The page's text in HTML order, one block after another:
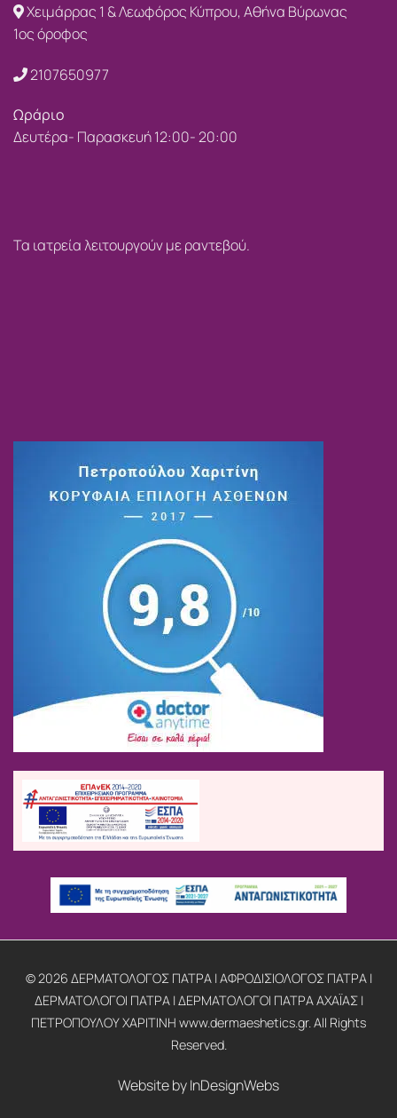
Χειμάρρας 1 & Λεωφόρος Κύπρου, Αθήνα Βύρωνας
1ος όροφος
2107650977
Ωράριο
Δευτέρα- Παρασκευή 12:00- 20:00
Τα ιατρεία λειτουργούν με ραντεβού.
© 2026 ΔΕΡΜΑΤΟΛΟΓΟΣ ΠΑΤΡΑ | ΑΦΡΟΔΙΣΙΟΛΟΓΟΣ ΠΑΤΡΑ |
ΔΕΡΜΑΤΟΛΟΓΟΙ ΠΑΤΡΑ | ΔΕΡΜΑΤΟΛΟΓΟΙ ΠΑΤΡΑ ΑΧΑΪΑΣ |
ΠΕΤΡΟΠΟΥΛΟΥ ΧΑΡΙΤΙΝΗ www.dermaeshetics.gr. All Rights
Reserved.
Website byInDesignWebs